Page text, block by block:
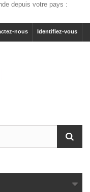
depuis votre pays :
Identifiez-vous
nous